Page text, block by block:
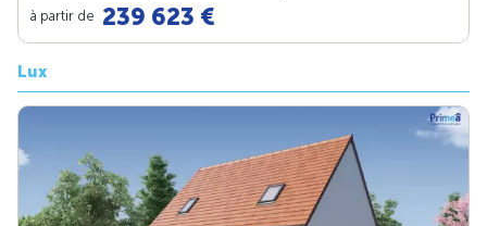
à partir de 239 623 €
Lux